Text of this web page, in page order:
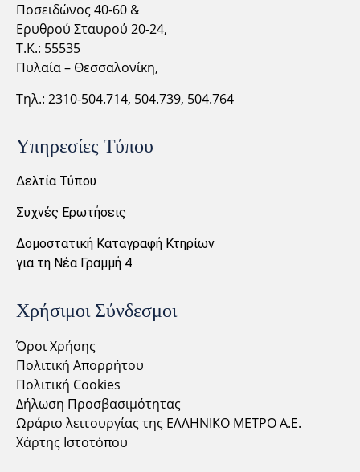
Ποσειδώνος 40-60 &
Ερυθρού Σταυρού 20-24,
Τ.Κ.: 55535
Πυλαία – Θεσσαλονίκη,
Τηλ.: 2310-504.714, 504.739, 504.764
Υπηρεσίες Τύπου
Δελτία Τύπου
Συχνές Ερωτήσεις
Δομοστατική Καταγραφή Κτηρίων
για τη Νέα Γραμμή 4
Χρήσιμοι Σύνδεσμοι
Όροι Χρήσης
Πολιτική Απορρήτου
Πολιτική Cookies
Δήλωση Προσβασιμότητας
Ωράριο λειτουργίας της ΕΛΛΗΝΙΚΟ ΜΕΤΡΟ Α.Ε.
Χάρτης Ιστοτόπου